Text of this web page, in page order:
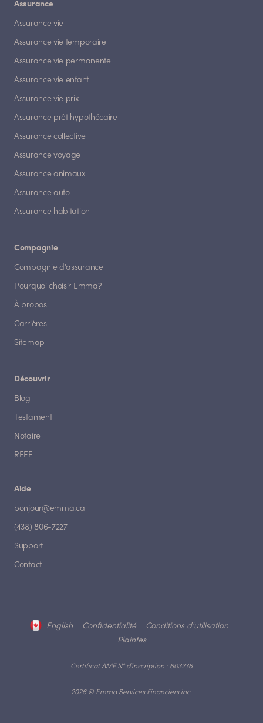
Assurance
Assurance vie
Assurance vie temporaire
Assurance vie permanente
Assurance vie enfant
Assurance vie prix
Assurance prêt hypothécaire
Assurance collective
Assurance voyage
Assurance animaux
Assurance auto
Assurance habitation
Compagnie
Compagnie d'assurance
Pourquoi choisir Emma?
À propos
Carrières
Sitemap
Découvrir
Blog
Testament
Notaire
REEE
Aide
bonjour@emma.ca
(438) 806-7227
Support
Contact
2026 © Emma Services Financiers inc.
Certificat AMF N° d'inscription : 603236
English Confidentialité
Conditions d'utilisation
Plaintes